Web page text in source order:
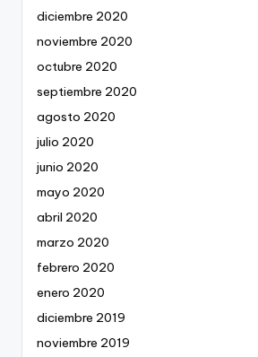
diciembre 2020
noviembre 2020
octubre 2020
septiembre 2020
agosto 2020
julio 2020
junio 2020
mayo 2020
abril 2020
marzo 2020
febrero 2020
enero 2020
diciembre 2019
noviembre 2019